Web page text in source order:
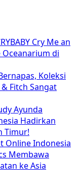
Cry Me an
Oceanarium di
Koleksi
Fitch Sangat
Ayunda
Hadirkan
Timur!
Online Indonesia
Membawa
ke Asia